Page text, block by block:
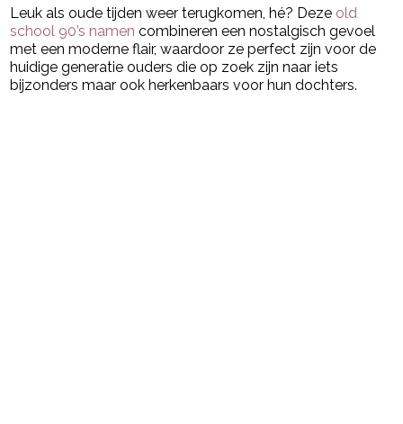
Leuk als oude tijden weer terugkomen, hé? Deze old
school 90’s namen combineren een nostalgisch gevoel
met een moderne flair, waardoor ze perfect zijn voor de
huidige generatie ouders die op zoek zijn naar iets
bijzonders maar ook herkenbaars voor hun dochters.